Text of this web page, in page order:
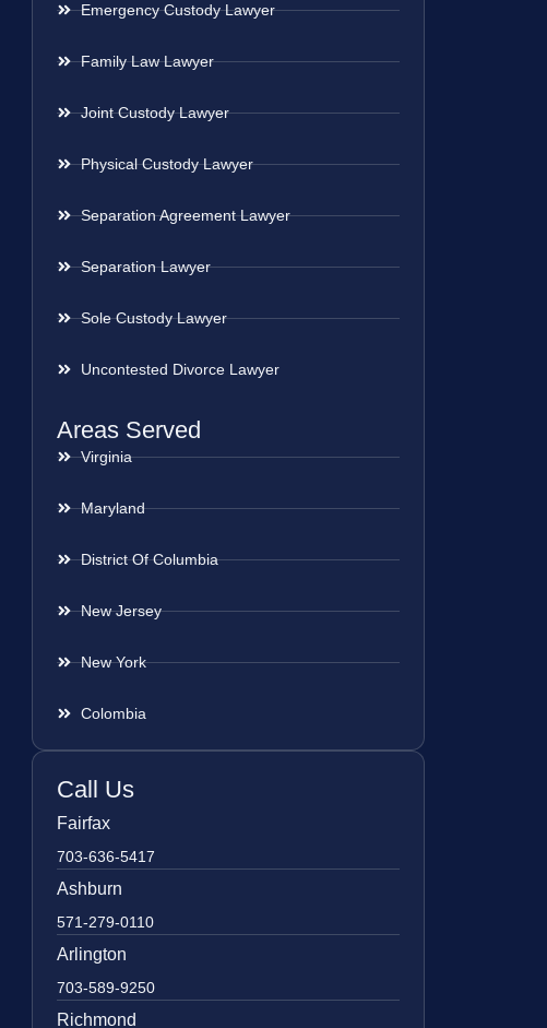
Emergency Custody Lawyer
Family Law Lawyer
Joint Custody Lawyer
Physical Custody Lawyer
Separation Agreement Lawyer
Separation Lawyer
Sole Custody Lawyer
Uncontested Divorce Lawyer
Areas Served
Virginia
Maryland
District Of Columbia
New Jersey
New York
Colombia
Call Us
Fairfax
703-636-5417
Ashburn
571-279-0110
Arlington
703-589-9250
Richmond